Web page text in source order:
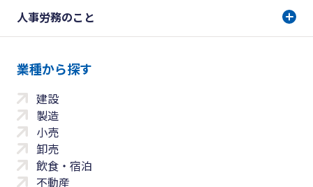
人事労務のこと
業種から探す
建設
製造
小売
卸売
飲食・宿泊
不動産